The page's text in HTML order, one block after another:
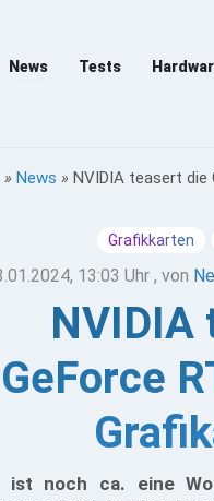
News Tests
» News » NVIDIA teasert die
Grafikkarten
13:03 Uhr , von
NVIDIA
GeForce
ist noch ca. eine